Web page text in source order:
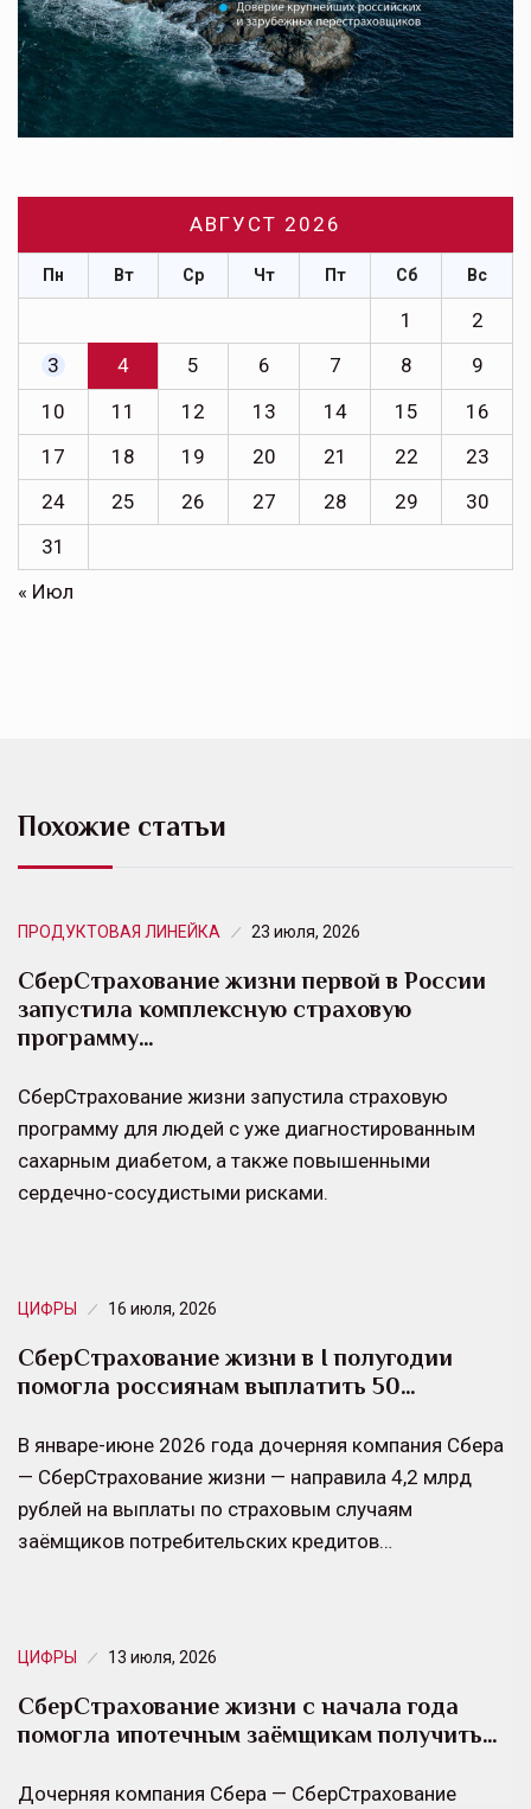
АВГУСТ 2026
Пн Вт Ср Чт Пт Сб Вс
1
2
3
4 5 6 7 8
9
10
11 12 13 14 15
16
17
18 19 20 21 22
23
24
25 26 27 28 29
30
31
« Июл
Похожие статьи
ПРОДУКТОВАЯ ЛИНЕЙКА 23 июля, 2026
СберСтрахование жизни первой в России
запустила комплексную страховую
программу…
СберСтрахование жизни запустила страховую
программу для людей с уже диагностированным
сахарным диабетом, а также повышенными
сердечно-сосудистыми рисками.
ЦИФРЫ 16 июля, 2026
СберСтрахование жизни в I полугодии
помогла россиянам выплатить 50…
В январе-июне 2026 года дочерняя компания Сбера
— СберСтрахование жизни — направила 4,2 млрд
рублей на выплаты по страховым случаям
заёмщиков потребительских кредитов…
ЦИФРЫ 13 июля, 2026
СберСтрахование жизни с начала года
помогла ипотечным заёмщикам получить…
Дочерняя компания Сбера — СберСтрахование